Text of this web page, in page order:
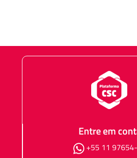
Entre em
+55 11